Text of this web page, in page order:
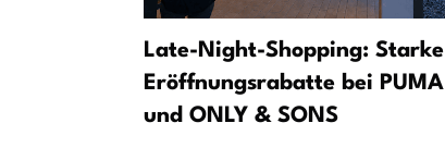
Late-Night-Shopping: Starke
Eröffnungsrabatte bei PUMA
und ONLY & SONS